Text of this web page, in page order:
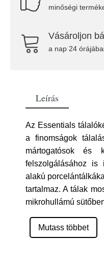
minőségi
Vásároljon
a nap 24
Leírás
Az Essentials
a finomságok
mártogatósok és
felszolgálásához is
alakú
tartalmaz. A tálak
mikrohullámú
Mutass többet